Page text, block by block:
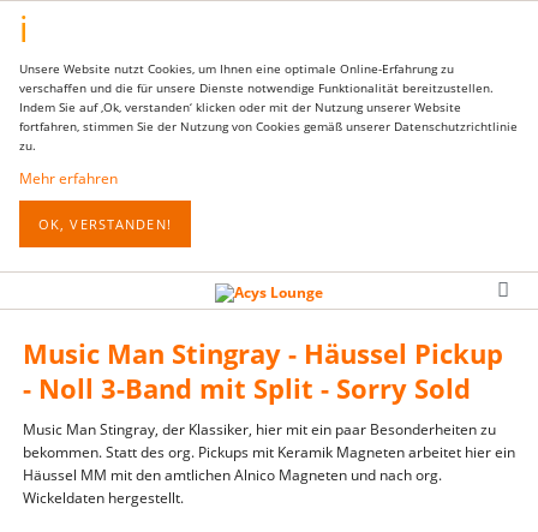
Unsere Website nutzt Cookies, um Ihnen eine optimale Online-Erfahrung zu
verschaffen und die für unsere Dienste notwendige Funktionalität bereitzustellen.
Indem Sie auf ‚Ok, verstanden‘ klicken oder mit der Nutzung unserer Website
fortfahren, stimmen Sie der Nutzung von Cookies gemäß unserer Datenschutzrichtlinie
zu.
Mehr erfahren
OK, VERSTANDEN!
Music Man Stingray - Häussel Pickup
- Noll 3-Band mit Split - Sorry Sold
Music Man Stingray, der Klassiker, hier mit ein paar Besonderheiten zu
bekommen. Statt des org. Pickups mit Keramik Magneten arbeitet hier ein
Häussel MM mit den amtlichen Alnico Magneten und nach org.
Wickeldaten hergestellt.